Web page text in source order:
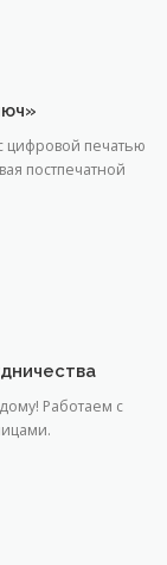
цифровой печатью
постпечатной
Работаем с